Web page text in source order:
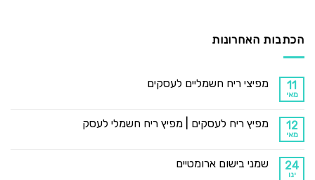
הכתבות האחרונות
11
מאי
מפיצי ריח חשמליים לעסקים
12
מאי
מפיץ ריח לעסקים | מפיץ ריח חשמלי לעסק
24
ינו
שמני בישום ארומטיים